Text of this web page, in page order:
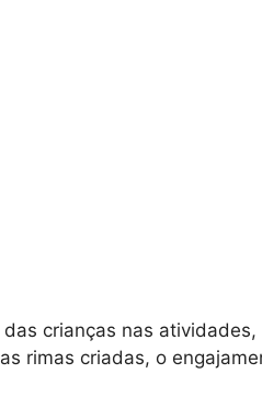
crianças nas
rimas criadas, o